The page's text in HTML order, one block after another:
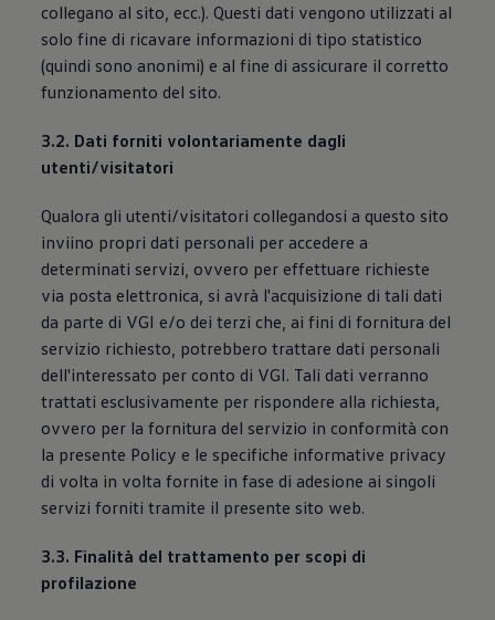
collegano al sito, ecc.). Questi dati vengono utilizzati al
solo fine di ricavare informazioni di tipo statistico
(quindi sono anonimi) e al fine di assicurare il corretto
funzionamento del sito.
3.2. Dati forniti volontariamente dagli
utenti/visitatori
Qualora gli utenti/visitatori collegandosi a questo sito
inviino propri dati personali per accedere a
determinati servizi, ovvero per effettuare richieste
via posta elettronica, si avrà l'acquisizione di tali dati
da parte di VGI e/o dei terzi che, ai fini di fornitura del
servizio richiesto, potrebbero trattare dati personali
dell'interessato per conto di VGI. Tali dati verranno
trattati esclusivamente per rispondere alla richiesta,
ovvero per la fornitura del servizio in conformità con
la presente Policy e le specifiche informative privacy
di volta in volta fornite in fase di adesione ai singoli
servizi forniti tramite il presente sito web.
3.3. Finalità del trattamento per scopi di
profilazione